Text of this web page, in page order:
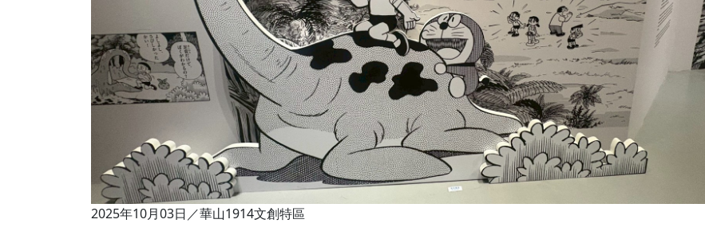
2025年10月03日／華山1914文創特區